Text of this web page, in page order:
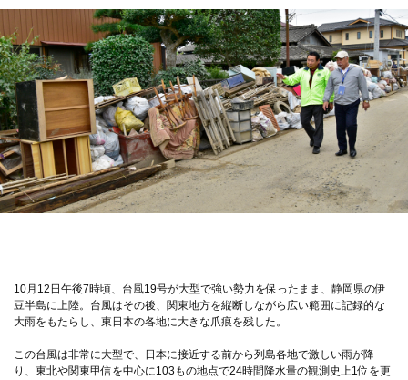
10月12日午後7時頃、台風19号が大型で強い勢力を保ったまま、静岡県の伊
豆半島に上陸。台風はその後、関東地方を縦断しながら広い範囲に記録的な
大雨をもたらし、東日本の各地に大きな爪痕を残した。
この台風は非常に大型で、日本に接近する前から列島各地で激しい雨が降
り、東北や関東甲信を中心に103もの地点で24時間降水量の観測史上1位を更